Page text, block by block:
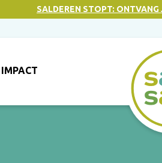
SALDEREN STOPT:
IMPACT